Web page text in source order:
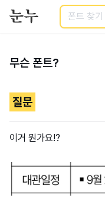
검색
무슨 폰트?
질문
이거 뭔가요!?